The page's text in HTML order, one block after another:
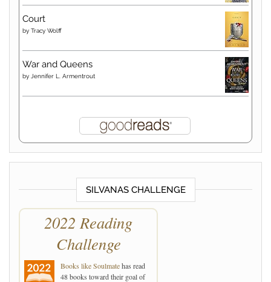
Court
by Tracy Wolff
War and Queens
by Jennifer L. Armentrout
SILVANAS CHALLENGE
2022 Reading
Challenge
Books like Soulmatehas read
48 books toward their goal of